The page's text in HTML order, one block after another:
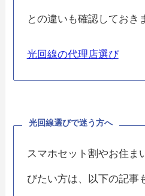
との違いも確認しておき
光回線の代理店選び
光回線選びで迷う方へ
スマホセット割やお住ま
びたい方は、以下の記事